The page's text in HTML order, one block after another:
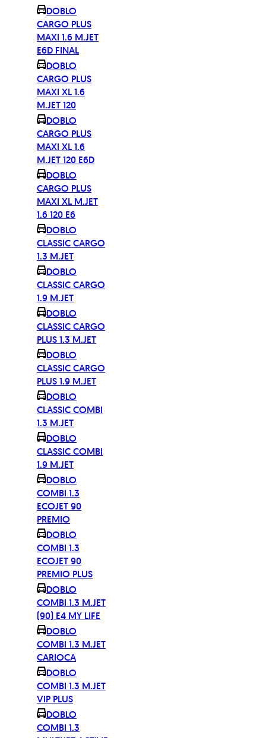
DOBLO
CARGO PLUS
MAXI 1.6 M.JET
E6D FINAL
DOBLO
CARGO PLUS
MAXI XL 1.6
M.JET 120
DOBLO
CARGO PLUS
MAXI XL 1.6
M.JET 120 E6D
DOBLO
CARGO PLUS
MAXI XL M.JET
1.6 120 E6
DOBLO
CLASSIC CARGO
1.3 M.JET
DOBLO
CLASSIC CARGO
1.9 M.JET
DOBLO
CLASSIC CARGO
PLUS 1.3 M.JET
DOBLO
CLASSIC CARGO
PLUS 1.9 M.JET
DOBLO
CLASSIC COMBI
1.3 M.JET
DOBLO
CLASSIC COMBI
1.9 M.JET
DOBLO
COMBI 1.3
ECOJET 90
PREMIO
DOBLO
COMBI 1.3
ECOJET 90
PREMIO PLUS
DOBLO
COMBI 1.3 M.JET
(90) E4 MY LIFE
DOBLO
COMBI 1.3 M.JET
CARIOCA
DOBLO
COMBI 1.3 M.JET
VIP PLUS
DOBLO
COMBI 1.3